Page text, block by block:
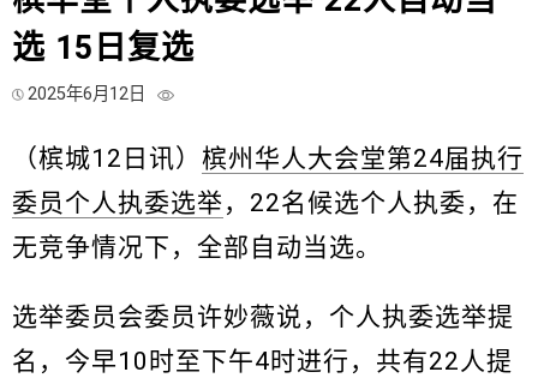
选 15日复选
2025年6月12日
（槟城12日讯） 槟州华人大会堂第24届执行
委员个人执委选举 ，22名候选个人执委，在
无竞争情况下，全部自动当选。
选举委员会委员许妙薇说，个人执委选举提
名，今早10时至下午4时进行，共有22人提